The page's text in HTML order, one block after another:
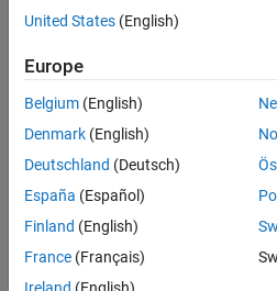
United States (English)
Europe
Belgium (English)
Denmark (English)
Deutschland (Deutsch)
España (Español)
Finland (English)
France (Français)
Lutte anti-piratage
© 1994-2026 The MathWorks, Inc.